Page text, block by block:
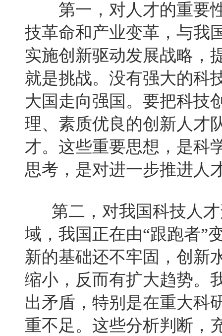
第一，对人才的重要性
技革命和产业变革，与我
实施创新驱动发展战略，
就是挑战。没有强大的科
大国走向强国。要把科技
理、素质优良的创新人才
才。这些重要思想，是科
思考，是对进一步推进人
第二，对我国科技人才
域，我国正在由“跟跑者”
新的基础还不牢固，创新
缩小，反而有扩大趋势。
出矛盾，特别是在重大科
重不足。这些分析判断，